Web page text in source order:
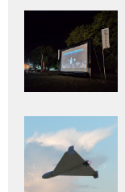
Adaugă
aici textul
pentru
subtitlu
Adaugă
aici textul
pentru
subtitlu